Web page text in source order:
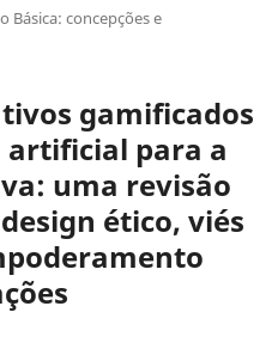
Básica: concepções e
gamificados
para a
uma revisão
ético, viés